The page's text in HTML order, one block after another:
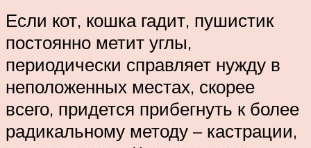
Если кот, кошка гадит, пушистик
постоянно метит углы,
периодически справляет нужду в
неположенных местах, скорее
всего, придется прибегнуть к более
радикальному методу – кастрации,